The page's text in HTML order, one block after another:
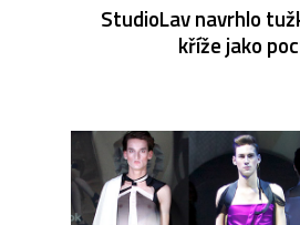
StudioLav navrhlo
kříže jako